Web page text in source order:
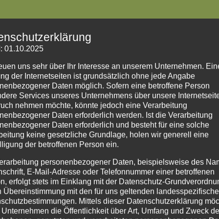
der sich seit 2004 deutschlandweit für gerechte
Wir bieten Lernen auf Augenhöhe mit altersnahen
und Hilfe geben“. Unsere Angebote fördern eigenständiges
Schüler:innen, ihre Kompetenzen zu stärken, ihre Leistungen zu
Begabungen zu entdecken. Auch der Zusammenhalt der
gestärkt.
an, welche durch unsere Übungsleitungen betreut
Schulstoff nachzulernen, zu vertiefen und sich auf
01.10.2025
uns sehr über Ihr Interesse an unserem Unternehmen.
der Internetseiten ist grundsätzlich ohne jede Angabe
Daten möglich. Sofern eine betroffene Person
Services unseres Unternehmens über unsere
nehmen möchte, könnte jedoch eine Verarbeitung
Daten erforderlich werden. Ist die Verarbeitung
Daten erforderlich und besteht für eine solche
keine gesetzliche Grundlage, holen wir generell eine
der betroffenen Person ein.
personenbezogener Daten, beispielsweise des
E-Mail-Adresse oder Telefonnummer einer betroffenen
erfolgt stets im Einklang mit der Datenschutz-
Übereinstimmung mit den für uns geltenden
Mittels dieser Datenschutzerklärung
Unternehmen die Öffentlichkeit über Art, Umfang und Zweck